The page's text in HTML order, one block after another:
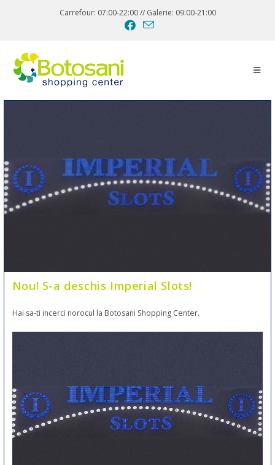
Carrefour: 07:00-22:00 // Galerie: 09:00-21:00
Nou! S-a deschis Imperial Slots!
Hai sa-ti incerci norocul la Botosani Shopping Center.